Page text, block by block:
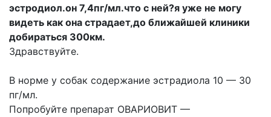
эстродиол.он 7,4пг/мл.что с ней?я уже не могу
видеть как она страдает,до ближайшей клиники
добираться 300км.
Здравствуйте.
В норме у собак содержание эстрадиола 10 — 30
пг/мл.
Попробуйте препарат ОВАРИОВИТ —